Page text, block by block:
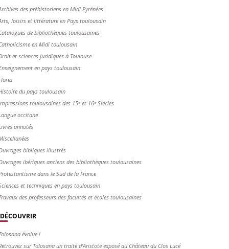
des préhistoriens en Midi-Pyrénées
loisirs et littérature en Pays toulousain
de bibliothèques toulousaines
en Midi toulousain
et sciences juridiques à Toulouse
en pays toulousain
du pays toulousain
toulousaines des 15ᵉ et 16ᵉ Siècles
occitane
annotés
bibliques illustrés
ibériques anciens des bibliothèques toulousaines
dans le Sud de la France
et techniques en pays toulousain
des professeurs des facultés et écoles toulousaines
DÉCOUVRIR
évolue !
sur Tolosana un traité d'Aristote exposé au Château du Clos Lucé